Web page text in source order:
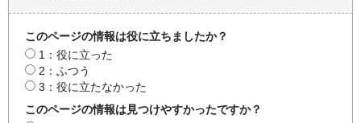
このページの情報は役に立ちましたか？
1：役に立った
2：ふつう
3：役に立たなかった
このページの情報は見つけやすかったですか？